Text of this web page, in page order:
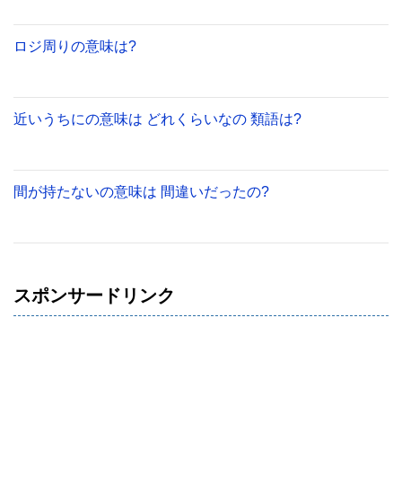
ロジ周りの意味は?
近いうちにの意味は どれくらいなの 類語は?
間が持たないの意味は 間違いだったの?
スポンサードリンク